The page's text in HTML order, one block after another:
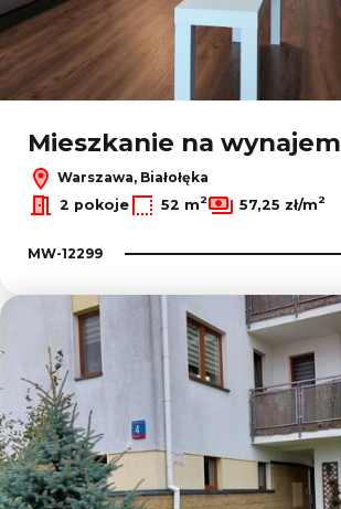
Mieszkanie na wynajem
Warszawa, Białołęka
2 pokoje
52 m2 57,25 zł/m2
MW-12299